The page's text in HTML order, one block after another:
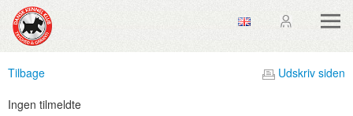
Tilbage
Udskriv siden
Ingen tilmeldte